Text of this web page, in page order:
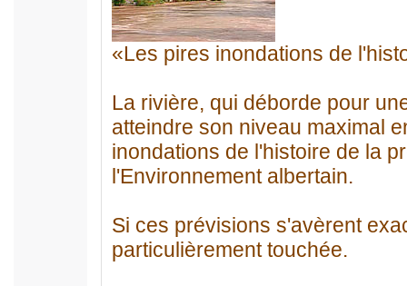
«Les pires inondations de
La rivière, qui déborde pour
atteindre son niveau maximal
inondations de l'histoire de la
l'Environnement albertain.
Si ces prévisions s'avèrent
particulièrement touchée.